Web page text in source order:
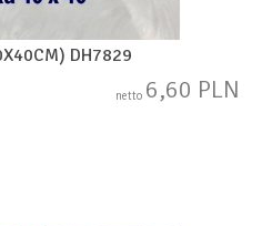
DH7829
netto 6,60 PLN